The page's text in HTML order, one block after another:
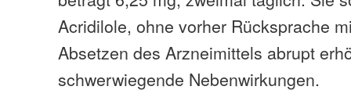
Acridilole, ohne vorher Rücksprache
Absetzen des Arzneimittels abrupt
schwerwiegende Nebenwirkungen.